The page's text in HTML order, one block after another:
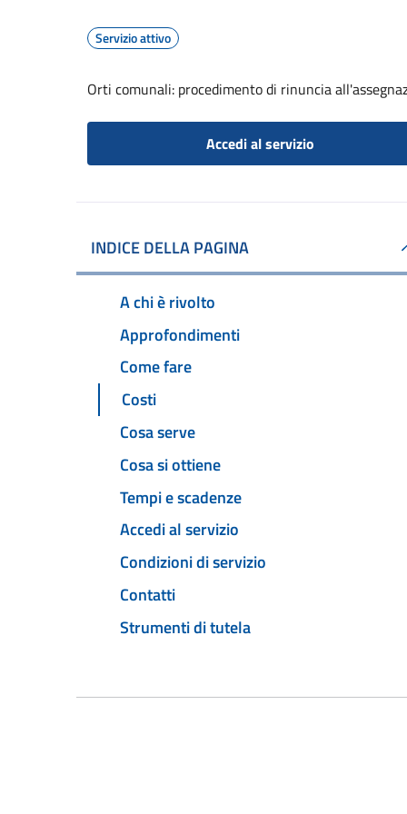
Servizio attivo
Orti comunali: procedimento di rinuncia
Accedi al servizio
INDICE DELLA PAGINA
A chi è rivolto
Approfondimenti
Come fare
Costi
Cosa serve
Cosa si ottiene
Tempi e scadenze
Accedi al servizio
Condizioni di servizio
Contatti
Strumenti di tutela